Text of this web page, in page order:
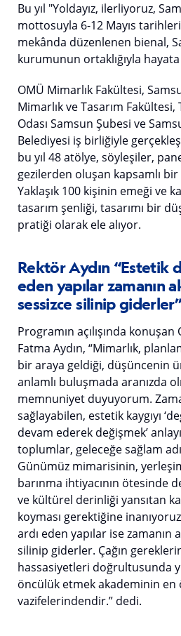
Bu yıl "Yoldayız, ilerliyoruz,
mottosuyla 6-12 Mayıs
mekânda düzenlenen bienal,
kurumunun ortaklığıyla
OMÜ Mimarlık Fakültesi,
Mimarlık ve Tasarım
Odası Samsun Şubesi ve
Belediyesi iş birliğiyle
bu yıl 48 atölye, söyleşiler,
gezilerden oluşan kapsamlı
Yaklaşık 100 kişinin emeği ve
tasarım şenliği, tasarımı bir
pratiği olarak ele alıyor.
Rektör Aydın “Estetik
eden yapılar zamanın
sessizce silinip
Programın açılışında
Fatma Aydın, “Mimarlık,
bir araya geldiği, düşüncenin
anlamlı buluşmada aranızda
memnuniyet duyuyorum.
sağlayabilen, estetik kaygıyı
devam ederek değişmek’
toplumlar, geleceğe sağlam
Günümüz mimarisinin,
barınma ihtiyacının ötesinde
ve kültürel derinliği yansıtan
koyması gerektiğine
ardı eden yapılar ise zamanın
silinip giderler. Çağın
hassasiyetleri doğrultusunda
öncülük etmek akademinin en
vazifelerindendir.” dedi.